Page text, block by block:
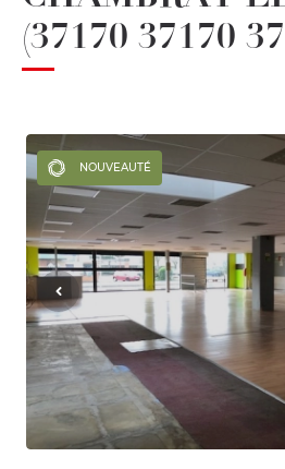
(37170 37170
NOUVEAUTÉ